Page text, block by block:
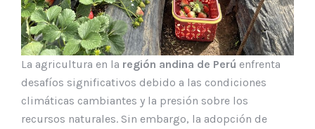
La agricultura en la región andina de Perú enfrenta
desafíos significativos debido a las condiciones
climáticas cambiantes y la presión sobre los
recursos naturales. Sin embargo, la adopción de